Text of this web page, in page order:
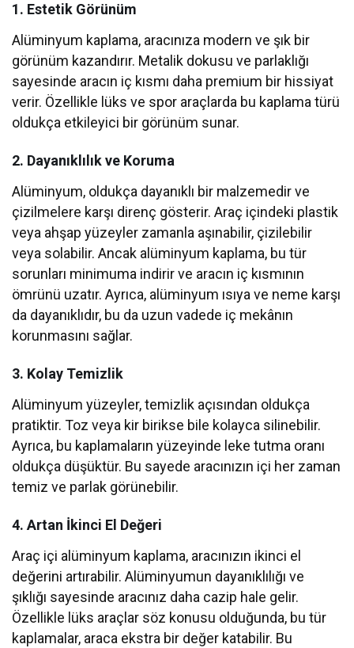
1. Estetik Görünüm
Alüminyum kaplama, aracınıza modern ve şık bir
görünüm kazandırır. Metalik dokusu ve parlaklığı
sayesinde aracın iç kısmı daha premium bir hissiyat
verir. Özellikle lüks ve spor araçlarda bu kaplama türü
oldukça etkileyici bir görünüm sunar.
2. Dayanıklılık ve Koruma
Alüminyum, oldukça dayanıklı bir malzemedir ve
çizilmelere karşı direnç gösterir. Araç içindeki plastik
veya ahşap yüzeyler zamanla aşınabilir, çizilebilir
veya solabilir. Ancak alüminyum kaplama, bu tür
sorunları minimuma indirir ve aracın iç kısmının
ömrünü uzatır. Ayrıca, alüminyum ısıya ve neme karşı
da dayanıklıdır, bu da uzun vadede iç mekânın
korunmasını sağlar.
3. Kolay Temizlik
Alüminyum yüzeyler, temizlik açısından oldukça
pratiktir. Toz veya kir birikse bile kolayca silinebilir.
Ayrıca, bu kaplamaların yüzeyinde leke tutma oranı
oldukça düşüktür. Bu sayede aracınızın içi her zaman
temiz ve parlak görünebilir.
4. Artan İkinci El Değeri
Araç içi alüminyum kaplama, aracınızın ikinci el
değerini artırabilir. Alüminyumun dayanıklılığı ve
şıklığı sayesinde aracınız daha cazip hale gelir.
Özellikle lüks araçlar söz konusu olduğunda, bu tür
kaplamalar, araca ekstra bir değer katabilir. Bu